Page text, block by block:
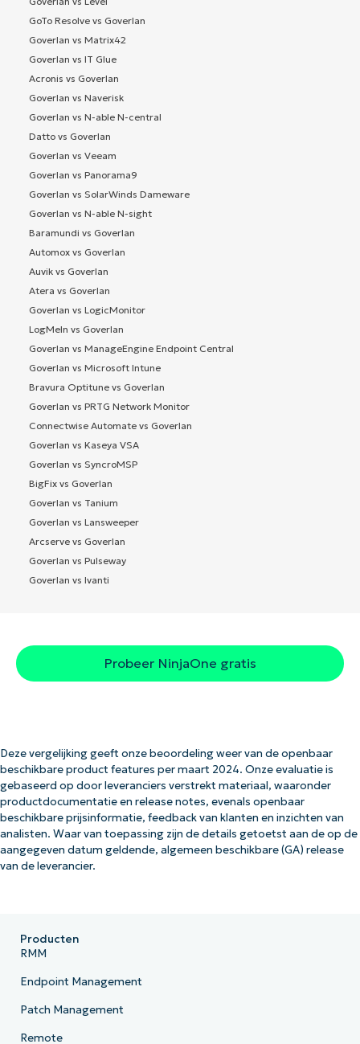
GoTo Resolve vs Goverlan
Goverlan vs Matrix42
Goverlan vs IT Glue
Acronis vs Goverlan
Goverlan vs Naverisk
Goverlan vs N-able N-central
Datto vs Goverlan
Goverlan vs Veeam
Goverlan vs Panorama9
Goverlan vs SolarWinds Dameware
Goverlan vs N-able N-sight
Baramundi vs Goverlan
Automox vs Goverlan
Auvik vs Goverlan
Atera vs Goverlan
Goverlan vs LogicMonitor
LogMeIn vs Goverlan
Goverlan vs ManageEngine Endpoint Central
Goverlan vs Microsoft Intune
Bravura Optitune vs Goverlan
Goverlan vs PRTG Network Monitor
Connectwise Automate vs Goverlan
Goverlan vs Kaseya VSA
Goverlan vs SyncroMSP
BigFix vs Goverlan
Goverlan vs Tanium
Goverlan vs Lansweeper
Arcserve vs Goverlan
Goverlan vs Pulseway
Goverlan vs Ivanti
Probeer NinjaOne gratis
Deze vergelijking geeft onze beoordeling weer van de openbaar
beschikbare product features per maart 2024. Onze evaluatie is
gebaseerd op door leveranciers verstrekt materiaal, waaronder
productdocumentatie en release notes, evenals openbaar
beschikbare prijsinformatie, feedback van klanten en inzichten van
analisten. Waar van toepassing zijn de details getoetst aan de op de
aangegeven datum geldende, algemeen beschikbare (GA) release
van de leverancier.
Producten
RMM
Endpoint Management
Patch Management
Remote